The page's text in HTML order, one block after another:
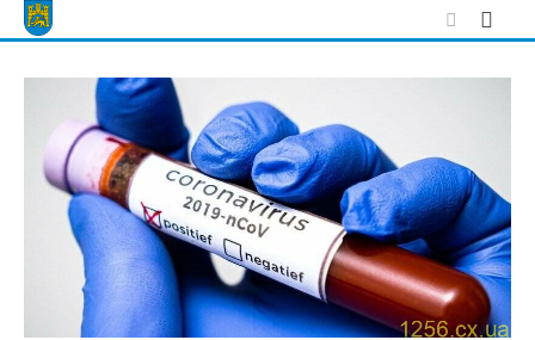
Skip
to